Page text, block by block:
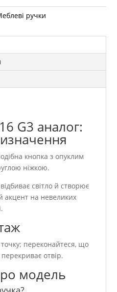
ручки
G3 аналог:
кнопка з опуклим
ніжкою.
світло й створює
акцент на невеликих
переконайтеся, що
отвір.
модель